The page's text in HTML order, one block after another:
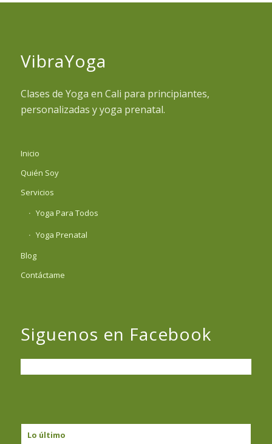
VibraYoga
Clases de Yoga en Cali para principiantes,
personalizadas y yoga prenatal.
Inicio
Quién Soy
Servicios
Yoga Para Todos
Yoga Prenatal
Blog
Contáctame
Siguenos en Facebook
Lo último